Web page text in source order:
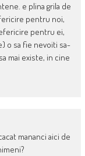
e plina grila de
pentru noi,
pentru ei,
o sa fie nevoiti sa-
mai existe, in cine
mananci aici de